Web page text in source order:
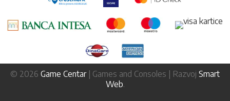
© 2026 Game Centar| Games and Consoles | Razvoj Smart
Web.